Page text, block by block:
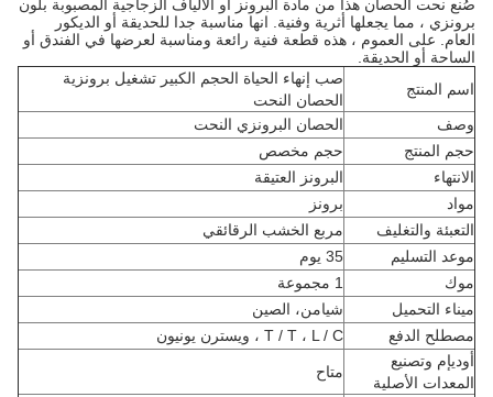
صُنع نحت الحصان هذا من مادة البرونز أو الألياف الزجاجية المصبوبة بلون
برونزي ، مما يجعلها أثرية وفنية. انها مناسبة جدا للحديقة أو الديكور
العام. على العموم ، هذه قطعة فنية رائعة ومناسبة لعرضها في الفندق أو
الساحة أو الحديقة.
اسم المنتج
صب إنهاء الحياة الحجم الكبير تشغيل برونزية
الحصان النحت
وصف
الحصان البرونزي النحت
حجم المنتج
حجم مخصص
الانتهاء
البرونز العتيقة
مواد
برونز
التعبئة والتغليف
مربع الخشب الرقائقي
موعد التسليم
35 يوم
موك
ميناء التحميل
شيامن، الصين
مصطلح الدفع
T / T ، L / C ، ويسترن يونيون
أوديإم وتصنيع
المعدات الأصلية
متاح